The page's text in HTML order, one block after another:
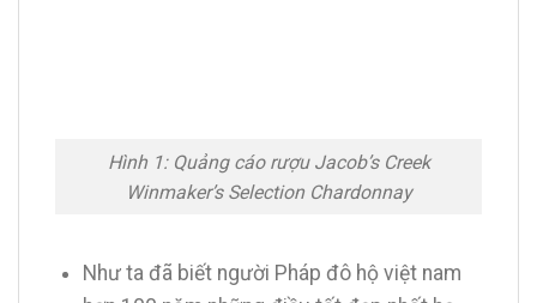
Hình 1: Quảng cáo rượu Jacob’s Creek
Winmaker’s Selection Chardonnay
Như ta đã biết người Pháp đô hộ việt nam